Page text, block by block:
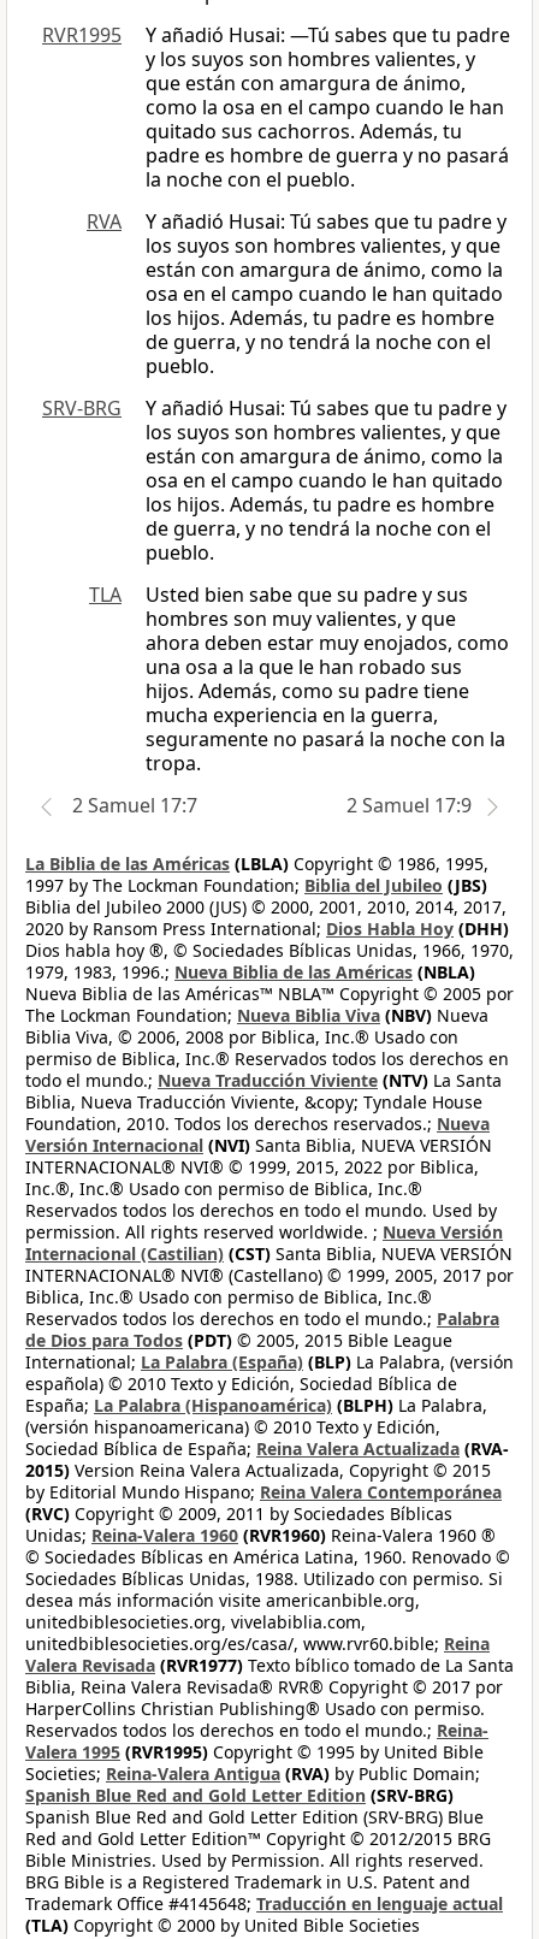
RVR1995
Y añadió Husai: —Tú sabes que tu padre
y los suyos son hombres valientes, y
que están con amargura de ánimo,
como la osa en el campo cuando le han
quitado sus cachorros. Además, tu
padre es hombre de guerra y no pasará
la noche con el pueblo.
RVA
Y añadió Husai: Tú sabes que tu padre y
los suyos son hombres valientes, y que
están con amargura de ánimo, como la
osa en el campo cuando le han quitado
los hijos. Además, tu padre es hombre
de guerra, y no tendrá la noche con el
pueblo.
SRV-BRG
Y añadió Husai: Tú sabes que tu padre y
los suyos son hombres valientes, y que
están con amargura de ánimo, como la
osa en el campo cuando le han quitado
los hijos. Además, tu padre es hombre
de guerra, y no tendrá la noche con el
pueblo.
TLA
Usted bien sabe que su padre y sus
hombres son muy valientes, y que
ahora deben estar muy enojados, como
una osa a la que le han robado sus
hijos. Además, como su padre tiene
mucha experiencia en la guerra,
seguramente no pasará la noche con la
tropa.
2 Samuel 17:7
2 Samuel 17:9
La Biblia de las Américas (LBLA) Copyright © 1986, 1995,
1997 by The Lockman Foundation; Biblia del Jubileo (JBS)
Biblia del Jubileo 2000 (JUS) © 2000, 2001, 2010, 2014, 2017,
2020 by Ransom Press International; Dios Habla Hoy (DHH)
Dios habla hoy ®, © Sociedades Bíblicas Unidas, 1966, 1970,
1979, 1983, 1996.; Nueva Biblia de las Américas (NBLA)
Nueva Biblia de las Américas™ NBLA™ Copyright © 2005 por
The Lockman Foundation; Nueva Biblia Viva (NBV) Nueva
Biblia Viva, © 2006, 2008 por Biblica, Inc.® Usado con
permiso de Biblica, Inc.® Reservados todos los derechos en
todo el mundo.; Nueva Traducción Viviente (NTV) La Santa
Biblia, Nueva Traducción Viviente, &copy; Tyndale House
Foundation, 2010. Todos los derechos reservados.; Nueva
Versión Internacional (NVI) Santa Biblia, NUEVA VERSIÓN
INTERNACIONAL® NVI® © 1999, 2015, 2022 por Biblica,
Inc.®, Inc.® Usado con permiso de Biblica, Inc.®
Reservados todos los derechos en todo el mundo. Used by
permission. All rights reserved worldwide. ; Nueva Versión
Internacional (Castilian) (CST) Santa Biblia, NUEVA VERSIÓN
INTERNACIONAL® NVI® (Castellano) © 1999, 2005, 2017 por
Biblica, Inc.® Usado con permiso de Biblica, Inc.®
Reservados todos los derechos en todo el mundo.; Palabra
de Dios para Todos (PDT) © 2005, 2015 Bible League
International; La Palabra (España) (BLP) La Palabra, (versión
española) © 2010 Texto y Edición, Sociedad Bíblica de
España; La Palabra (Hispanoamérica) (BLPH) La Palabra,
(versión hispanoamericana) © 2010 Texto y Edición,
Sociedad Bíblica de España; Reina Valera Actualizada (RVA-
2015) Version Reina Valera Actualizada, Copyright © 2015
by Editorial Mundo Hispano; Reina Valera Contemporánea
(RVC) Copyright © 2009, 2011 by Sociedades Bíblicas
Unidas; Reina-Valera 1960 (RVR1960) Reina-Valera 1960 ®
© Sociedades Bíblicas en América Latina, 1960. Renovado ©
Sociedades Bíblicas Unidas, 1988. Utilizado con permiso. Si
desea más información visite americanbible.org,
unitedbiblesocieties.org, vivelabiblia.com,
unitedbiblesocieties.org/es/casa/, www.rvr60.bible; Reina
Valera Revisada (RVR1977) Texto bíblico tomado de La Santa
Biblia, Reina Valera Revisada® RVR® Copyright © 2017 por
HarperCollins Christian Publishing® Usado con permiso.
Reservados todos los derechos en todo el mundo.; Reina-
Valera 1995 (RVR1995) Copyright © 1995 by United Bible
Societies; Reina-Valera Antigua (RVA) by Public Domain;
Spanish Blue Red and Gold Letter Edition (SRV-BRG)
Spanish Blue Red and Gold Letter Edition (SRV-BRG) Blue
Red and Gold Letter Edition™ Copyright © 2012/2015 BRG
Bible Ministries. Used by Permission. All rights reserved.
BRG Bible is a Registered Trademark in U.S. Patent and
Trademark Office #4145648; Traducción en lenguaje actual
(TLA) Copyright © 2000 by United Bible Societies